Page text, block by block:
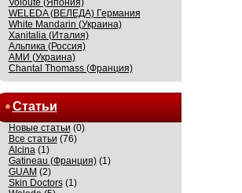
Voloute (Япония)
WELEDA (ВЕЛЕДА) Германия
White Mandarin (Украина)
Xanitalia (Италия)
Альпика (Россия)
АМИ (Украина)
Сhantal Thomass (Франция)
Статьи
Новые статьи (0)
Все статьи (76)
Alcina(1)
Gatineau (Франция)(1)
GUAM (2)
Skin Doctors(1)